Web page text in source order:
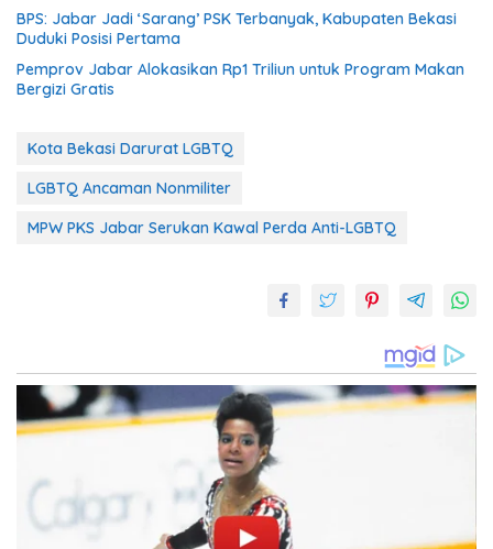
BPS: Jabar Jadi ‘Sarang’ PSK Terbanyak, Kabupaten Bekasi
Duduki Posisi Pertama
Pemprov Jabar Alokasikan Rp1 Triliun untuk Program Makan
Bergizi Gratis
Kota Bekasi Darurat LGBTQ
LGBTQ Ancaman Nonmiliter
MPW PKS Jabar Serukan Kawal Perda Anti-LGBTQ